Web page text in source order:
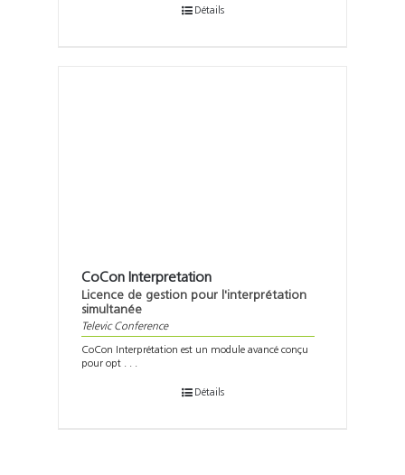
Détails
CoCon Interpretation
Licence de gestion pour l'interprétation
simultanée
Televic Conference
CoCon Interprétation est un module avancé conçu
pour opt . . .
Détails